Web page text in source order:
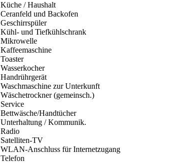
Küche / Haushalt
Ceranfeld und Backofen
Geschirrspüler
Kühl- und Tiefkühlschrank
Mikrowelle
Kaffeemaschine
Toaster
Wasserkocher
Handrührgerät
Waschmaschine zur Unterkunft
Wäschetrockner (gemeinsch.)
Service
Bettwäsche/Handtücher
Unterhaltung / Kommunik.
Radio
Satelliten-TV
WLAN-Anschluss für Internetzugang
Telefon